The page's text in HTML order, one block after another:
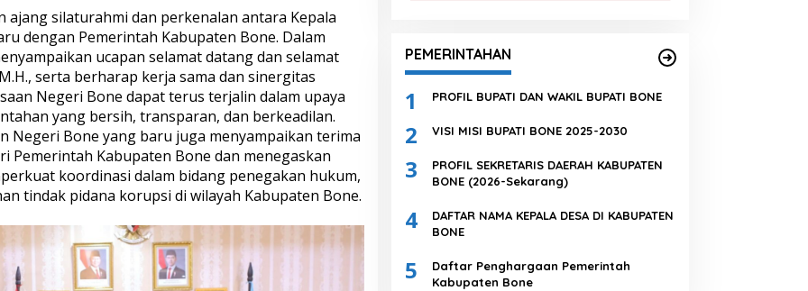
silaturahmi dan perkenalan antara Kepala
dengan Pemerintah Kabupaten Bone. Dalam
ucapan selamat datang dan selamat
serta berharap kerja sama dan sinergitas
Negeri Bone dapat terus terjalin dalam upaya
yang bersih, transparan, dan berkeadilan.
Negeri Bone yang baru juga menyampaikan terima
Pemerintah Kabupaten Bone dan menegaskan
koordinasi dalam bidang penegakan hukum,
tindak pidana korupsi di wilayah Kabupaten Bone.
PEMERINTAHAN
1 PROFIL BUPATI DAN WAKIL BUPATI BONE
2 VISI MISI BUPATI BONE 2025-2030
3
PROFIL SEKRETARIS DAERAH KABUPATEN
BONE (2026-Sekarang)
4
DAFTAR NAMA KEPALA DESA DI KABUPATEN
BONE
5
Daftar Penghargaan Pemerintah
Kabupaten Bone